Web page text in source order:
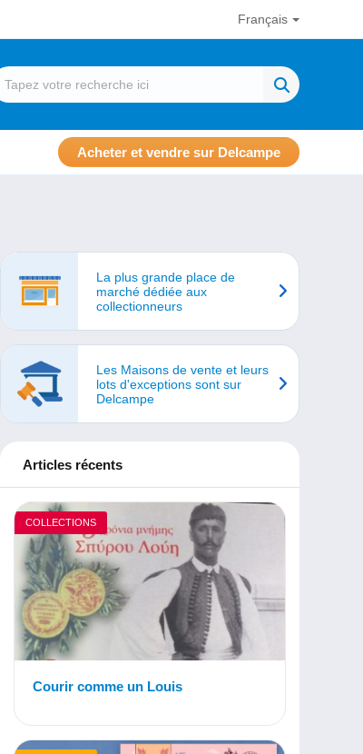
Français
Acheter et vendre sur Delcampe
La plus grande place de
marché dédiée aux
collectionneurs
Les Maisons de vente et leurs
lots d'exceptions sont sur
Delcampe
Articles récents
COLLECTIONS
Courir comme un Louis